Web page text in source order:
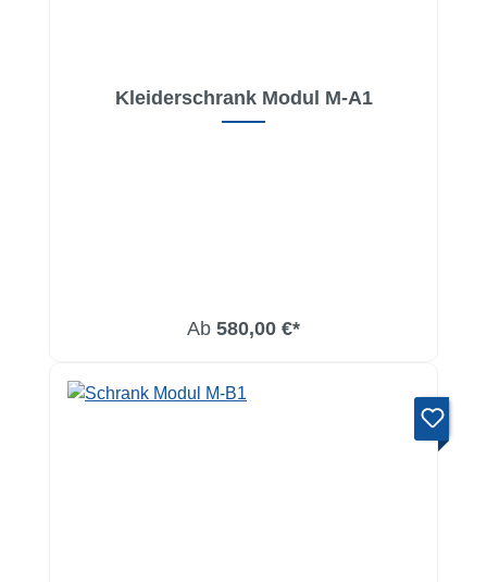
Kleiderschrank Modul M-A1
Ab 580,00 €*